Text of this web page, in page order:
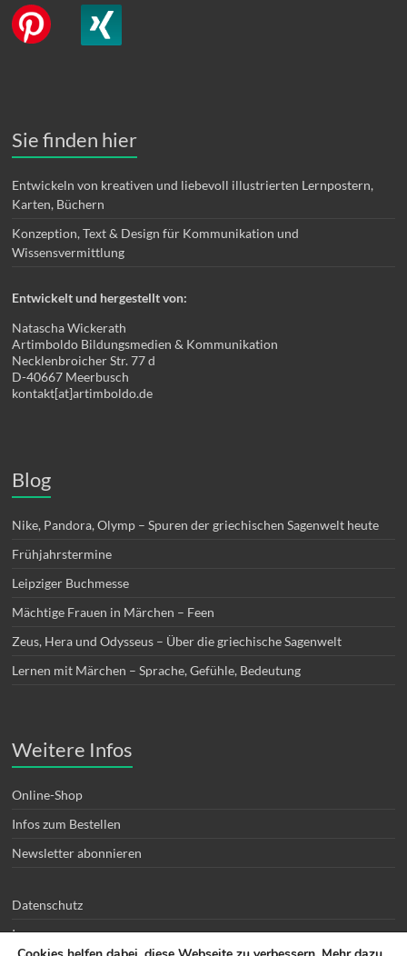
Sie finden hier
Entwickeln von kreativen und liebevoll illustrierten Lernpostern,
Karten, Büchern
Konzeption, Text & Design für Kommunikation und
Wissensvermittlung
Entwickelt und hergestellt von:
Natascha Wickerath
Artimboldo Bildungsmedien & Kommunikation
Necklenbroicher Str. 77 d
D-40667 Meerbusch
kontakt[at]artimboldo.de
Blog
Nike, Pandora, Olymp – Spuren der griechischen Sagenwelt heute
Frühjahrstermine
Leipziger Buchmesse
Mächtige Frauen in Märchen – Feen
Zeus, Hera und Odysseus – Über die griechische Sagenwelt
Lernen mit Märchen – Sprache, Gefühle, Bedeutung
Weitere Infos
Online-Shop
Infos zum Bestellen
Newsletter abonnieren
Datenschutz
Impressum